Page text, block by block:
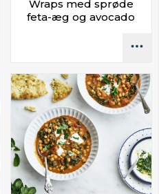
Wraps med sprøde
feta-æg og avocado